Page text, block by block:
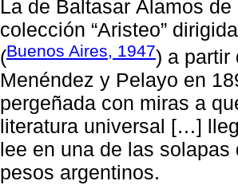
La de Baltasar Álamos
colección “Aristeo”
(Buenos Aires, 1947) a partir
Menéndez y Pelayo en
pergeñada con miras a
literatura universal […]
lee en una de las
pesos argentinos.